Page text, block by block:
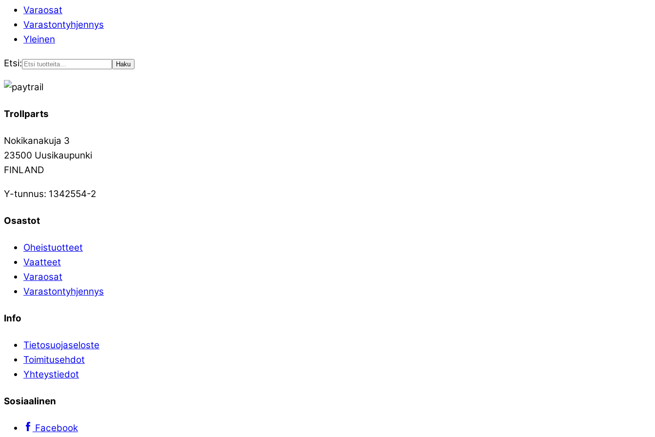
Varaosat
Varastontyhjennys
Yleinen
Etsi: Haku
Trollparts
Nokikanakuja 3
23500 Uusikaupunki
FINLAND
Y-tunnus: 1342554-2
Osastot
Oheistuotteet
Vaatteet
Varaosat
Varastontyhjennys
Info
Tietosuojaseloste
Toimitusehdot
Yhteystiedot
Sosiaalinen
Facebook